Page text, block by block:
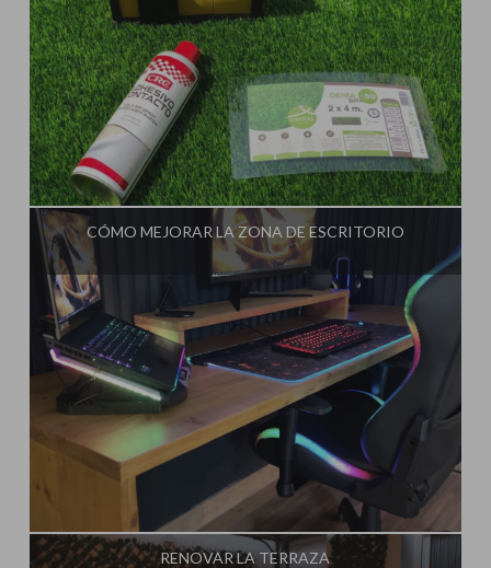
Influencer:Steffido
CÓMO MEJORAR LA ZONA DE ESCRITORIO
Influencer:
RENOVAR LA TERRAZA